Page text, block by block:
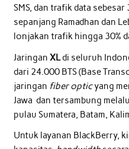
SMS, dan trafik data
sepanjang Ramadhan dan
lonjakan trafik hingga 30%
Jaringan XLdi seluruh
dari 24.000 BTS (Base
jaringan fiber opticyang
Jawa dan tersambung
pulau Sumatera, Batam,
Untuk layanan BlackBerry,